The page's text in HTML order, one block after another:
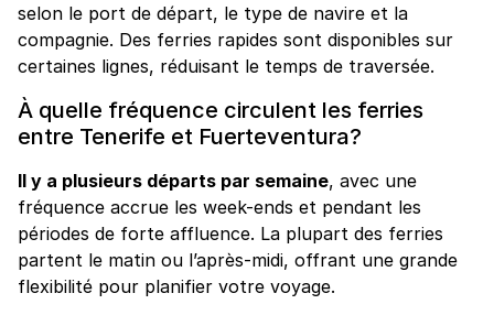
selon le port de départ, le type de navire et la
compagnie. Des ferries rapides sont disponibles sur
certaines lignes, réduisant le temps de traversée.
À quelle fréquence circulent les ferries
entre Tenerife et Fuerteventura?
Il y a plusieurs départs par semaine, avec une
fréquence accrue les week-ends et pendant les
périodes de forte affluence. La plupart des ferries
partent le matin ou l’après-midi, offrant une grande
flexibilité pour planifier votre voyage.